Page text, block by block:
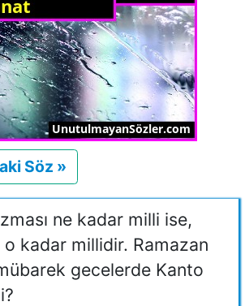
Söz »
ne kadar milli ise,
kadar millidir. Ramazan
gecelerde Kanto